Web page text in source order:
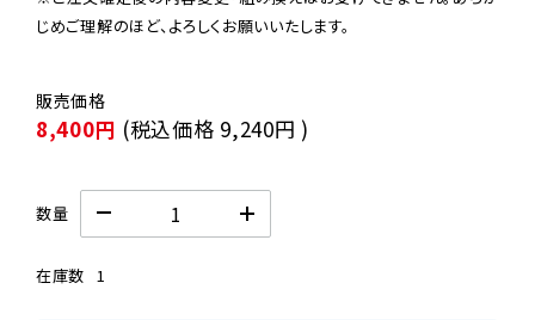
じめご理解のほど、よろしくお願いいたします。
8,400円 (税込価格 9,240円 )
数量
在庫数 1